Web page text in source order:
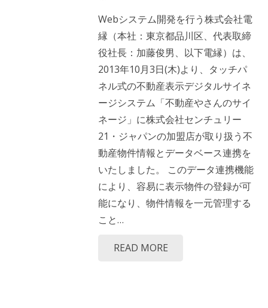
Webシステム開発を行う株式会社電
縁（本社：東京都品川区、代表取締
役社長：加藤俊男、以下電縁）は、
2013年10月3日(木)より、タッチパ
ネル式の不動産表示デジタルサイネ
ージシステム「不動産やさんのサイ
ネージ」に株式会社センチュリー
21・ジャパンの加盟店が取り扱う不
動産物件情報とデータベース連携を
いたしました。 このデータ連携機能
により、容易に表示物件の登録が可
能になり、物件情報を一元管理する
こと…
READ MORE